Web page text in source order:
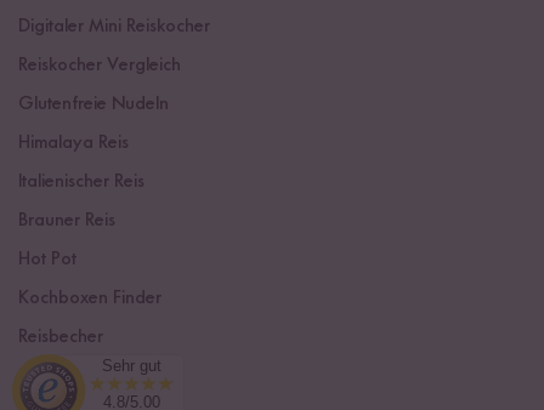
Digitaler Mini Reiskocher
Reiskocher Vergleich
Glutenfreie Nudeln
Himalaya Reis
Italienischer Reis
Brauner Reis
Hot Pot
Kochboxen Finder
Reisbecher
Sushi Einsteiger Box
Sehr gut
4.8/5.00